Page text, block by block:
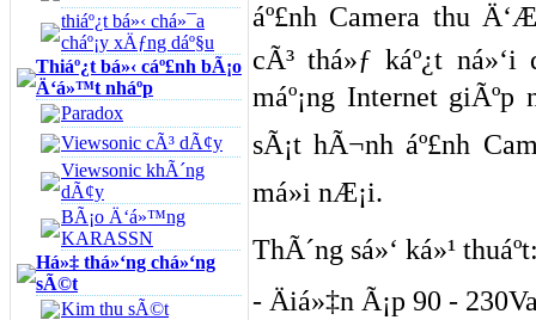
thiáº¿t bá»‹ chá»¯a
cháº¡y xÄƒng dáº§u
Thiáº¿t bá»‹ cáº£nh bÃ¡o
Ä‘á»™t nháº­p
Paradox
Viewsonic cÃ³ dÃ¢y
Viewsonic khÃ´ng
dÃ¢y
BÃ¡o Ä‘á»™ng
KARASSN
Há»‡ thá»‘ng chá»‘ng
sÃ©t
Kim thu sÃ©t
áº£nh Camera thu
cÃ³ thá»ƒ káº¿t
máº¡ng Internet giÃºp
sÃ¡t hÃ¬nh áº£nh
má»i nÆ¡i.
ThÃ´ng sá»‘ ká»¹
- Äiá»‡n Ã¡p 90 -